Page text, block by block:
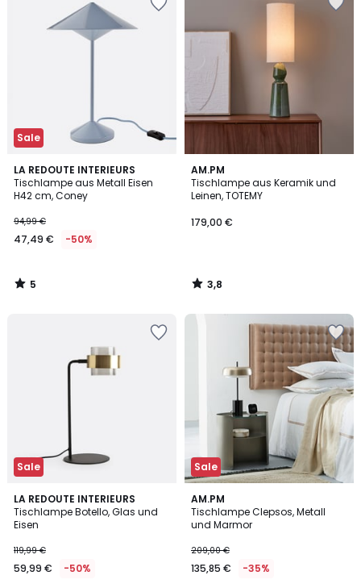
Sale
LA REDOUTE INTERIEURS
Tischlampe aus Metall Eisen
H42 cm, Coney
94,99 €
47,49 € -50%
5
/
5
5
/
AM.PM
Tischlampe aus Keramik und
Leinen, TOTEMY
179,00 €
3,8
/ 5
3,8
/
Sale
LA REDOUTE INTERIEURS
Tischlampe Botello, Glas und
Eisen
119,99 €
59,99 € -50%
4
/
5
Sale
AM.PM
Tischlampe Clepsos, Metall
und Marmor
209,00 €
135,85 € -35%
3,6
/ 5